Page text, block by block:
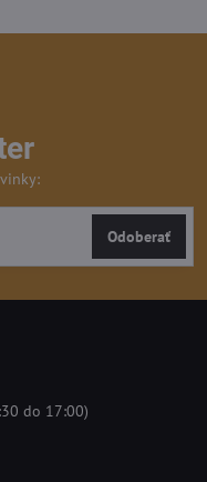
Odoberať
do 17:00)